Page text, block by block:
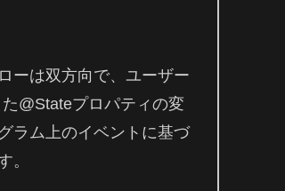
ーは双方向で、ユーザー
@Stateプロパティの変
ラム上のイベントに基づ
。